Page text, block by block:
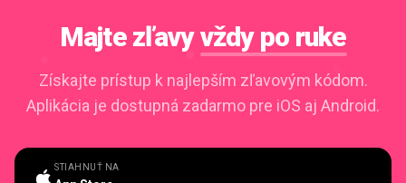
Majte zľavyvždy po ruke
Získajte prístup k najlepším zľavovým kódom.
Aplikácia je dostupná zadarmo pre iOS aj Android.
STIAHNUŤ NA